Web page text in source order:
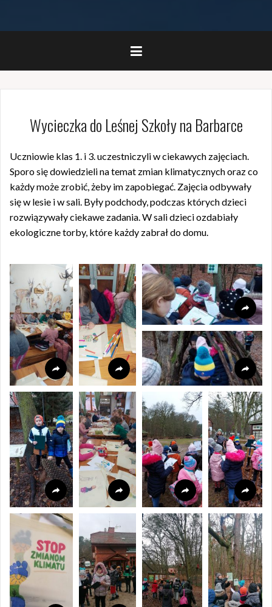
Wycieczka do Leśnej Szkoły na Barbarce
Uczniowie klas 1. i 3. uczestniczyli w ciekawych zajęciach.
Sporo się dowiedzieli na temat zmian klimatycznych oraz co
każdy może zrobić, żeby im zapobiegać. Zajęcia odbywały
się w lesie i w sali. Były podchody, podczas których dzieci
rozwiązywały ciekawe zadania. W sali dzieci ozdabiały
ekologiczne torby, które każdy zabrał do domu.